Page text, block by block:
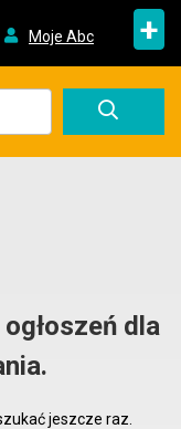
Moje Abc +
dla
jeszcze raz.